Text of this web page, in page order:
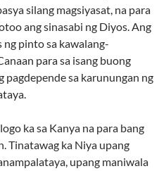
silang magsiyasat, na para
ang sinasabi ng Diyos. Ang
pinto sa kawalang-
para sa isang buong
pagdepende sa karunungan ng
ka sa Kanya na para bang
Tinatawag ka Niya upang
upang maniwala